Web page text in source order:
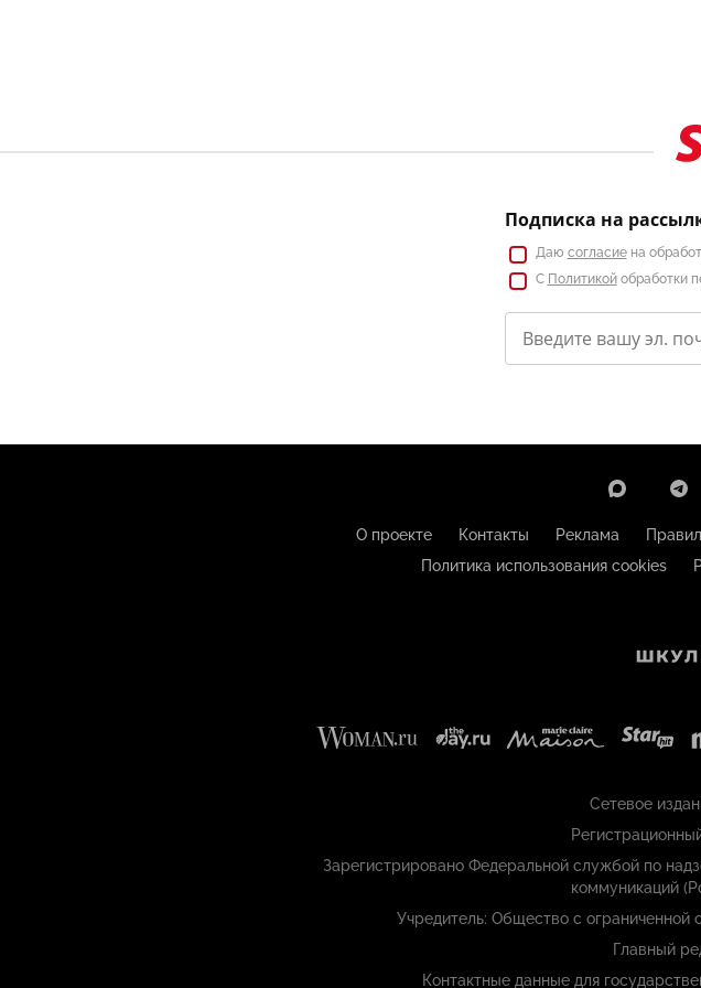
Подписка на
Даю согласиена
С Политикойобработки
О проекте Контакты Реклама
Политика использования cookies
Сетевое
Зарегистрировано Федеральной службой по
коммуникаций
Учредитель: Общество с
Главный
Контактные данные для